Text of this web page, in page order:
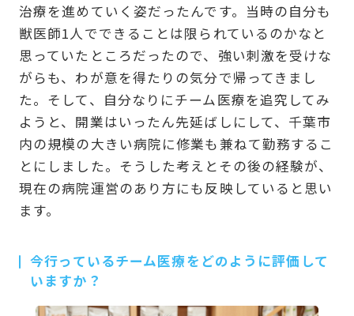
治療を進めていく姿だったんです。当時の自分も
獣医師1人でできることは限られているのかなと
思っていたところだったので、強い刺激を受けな
がらも、わが意を得たりの気分で帰ってきまし
た。そして、自分なりにチーム医療を追究してみ
ようと、開業はいったん先延ばしにして、千葉市
内の規模の大きい病院に修業も兼ねて勤務するこ
とにしました。そうした考えとその後の経験が、
現在の病院運営のあり方にも反映していると思い
ます。
今行っているチーム医療をどのように評価して
いますか？